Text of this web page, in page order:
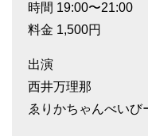
時間 19:00〜21:00
料金 1,500円
出演
西井万理那
ゑりかちゃんべいび